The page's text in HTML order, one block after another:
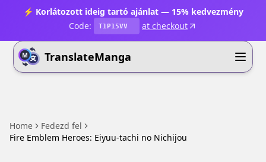
⚡ Korlátozott ideig tartó ajánlat — 15% kedvezmény
Code:
T1P15VV at checkout
TranslateManga
Home
Fedezd fel
Fire Emblem Heroes: Eiyuu-tachi no Nichijou